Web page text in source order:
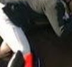
GAVIERE -
3 triple 1
3 QUICK
5